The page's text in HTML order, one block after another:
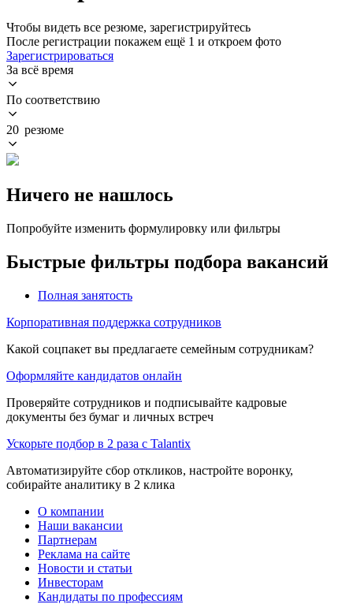
Чтобы видеть все резюме, зарегистрируйтесь
После регистрации покажем ещё 1 и откроем фото
Зарегистрироваться
За всё время
По соответствию
20 резюме
Ничего не нашлось
Попробуйте изменить формулировку или фильтры
Быстрые фильтры подбора вакансий
Полная занятость
Корпоративная поддержка сотрудников
Какой соцпакет вы предлагаете семейным сотрудникам?
Оформляйте кандидатов онлайн
Проверяйте сотрудников и подписывайте кадровые
документы без бумаг и личных встреч
Ускорьте подбор в 2 раза с Talantix
Автоматизируйте сбор откликов, настройте воронку,
собирайте аналитику в 2 клика
О компании
Наши вакансии
Партнерам
Реклама на сайте
Новости и статьи
Инвесторам
Кандидаты по профессиям